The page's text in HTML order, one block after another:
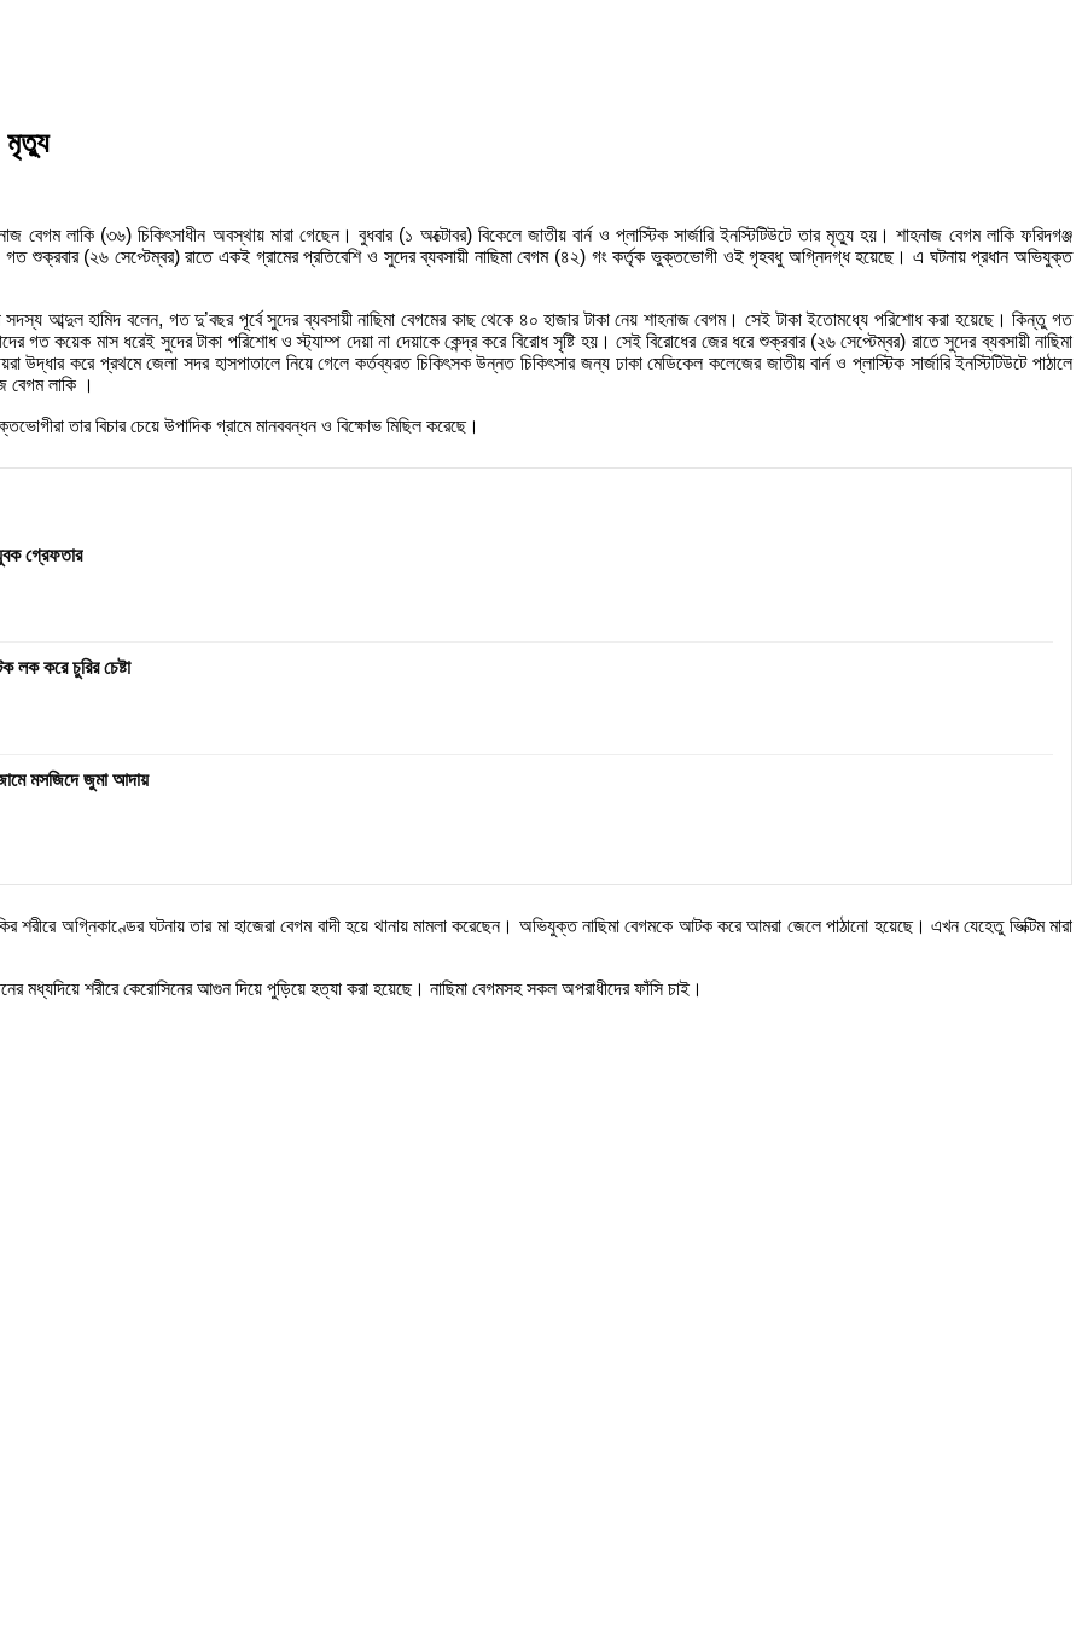
মৃত্যু
বেগম লাকি (৩৬) চিকিৎসাধীন অবস্থায় মারা গেছেন। বুধবার (১ অক্টোবর) বিকেলে জাতীয় বার্ন ও প্লাস্টিক সার্জারি ইনস্টিটিউটে তার মৃত্যু হয়। শাহনাজ বেগম লাকি ফরিদগঞ্জ
শুক্রবার (২৬ সেপ্টেম্বর) রাতে একই গ্রামের প্রতিবেশি ও সুদের ব্যবসায়ী নাছিমা বেগম (৪২) গং কর্তৃক ভুক্তভোগী ওই গৃহবধু অগ্নিদগ্ধ হয়েছে। এ ঘটনায় প্রধান অভিযুক্ত
সদস্য আব্দুল হামিদ বলেন, গত দু’বছর পূর্বে সুদের ব্যবসায়ী নাছিমা বেগমের কাছ থেকে ৪০ হাজার টাকা নেয় শাহনাজ বেগম। সেই টাকা ইতোমধ্যে পরিশোধ করা হয়েছে। কিন্তু গত
গত কয়েক মাস ধরেই সুদের টাকা পরিশোধ ও স্ট্যাম্প দেয়া না দেয়াকে কেন্দ্র করে বিরোধ সৃষ্টি হয়। সেই বিরোধের জের ধরে শুক্রবার (২৬ সেপ্টেম্বর) রাতে সুদের ব্যবসায়ী নাছিমা
করে প্রথমে জেলা সদর হাসপাতালে নিয়ে গেলে কর্তব্যরত চিকিৎসক উন্নত চিকিৎসার জন্য ঢাকা মেডিকেল কলেজের জাতীয় বার্ন ও প্লাস্টিক সার্জারি ইনস্টিটিউটে পাঠালে
বেগম লাকি ।
তার বিচার চেয়ে উপাদিক গ্রামে মানববন্ধন ও বিক্ষোভ মিছিল করেছে।
গ্রেফতার
লক করে চুরির চেষ্টা
মসজিদে জুমা আদায়
শরীরে অগ্নিকাণ্ডের ঘটনায় তার মা হাজেরা বেগম বাদী হয়ে থানায় মামলা করেছেন। অভিযুক্ত নাছিমা বেগমকে আটক করে আমরা জেলে পাঠানো হয়েছে। এখন যেহেতু ভিক্টিম মারা
মধ্যদিয়ে শরীরে কেরোসিনের আগুন দিয়ে পুড়িয়ে হত্যা করা হয়েছে। নাছিমা বেগমসহ সকল অপরাধীদের ফাঁসি চাই।